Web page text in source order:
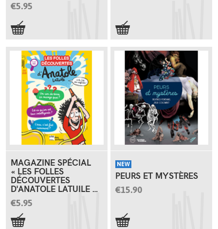
€5.95
MAGAZINE SPÉCIAL
« LES FOLLES
DÉCOUVERTES
D'ANATOLE LATUILE À
LA CITÉ DES
ENFANTS »
€5.95
NEW
PEURS ET MYSTÈRES
€15.90